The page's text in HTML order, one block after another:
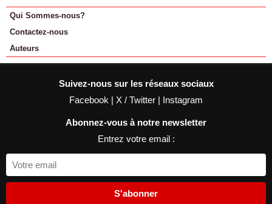
Qui Sommes-nous?
Contactez-nous
Auteurs
Suivez-nous sur les réseaux sociaux
Facebook | X / Twitter | Instagram
Abonnez-vous à notre newsletter
Entrez votre email :
S'abonner